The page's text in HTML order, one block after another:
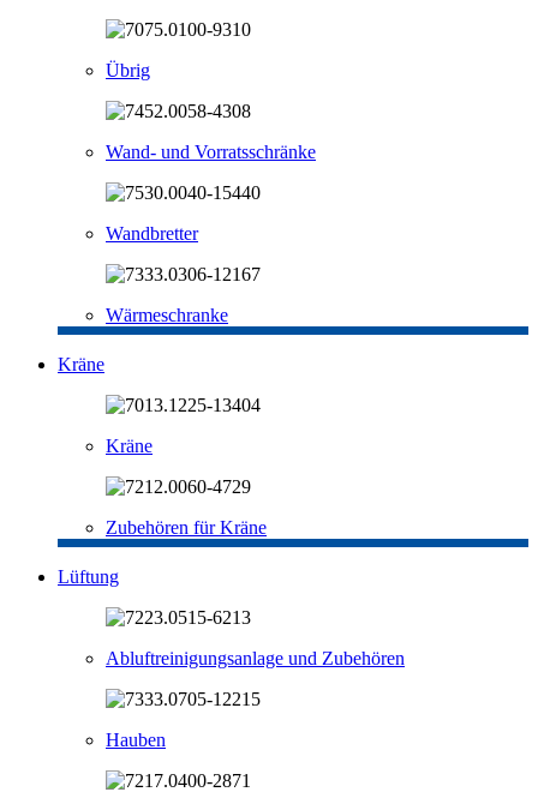
Übrig
Wand- und Vorratsschränke
Wandbretter
Wärmeschranke
Kräne
Kräne
Zubehören für Kräne
Lüftung
Abluftreinigungsanlage und Zubehören
Hauben